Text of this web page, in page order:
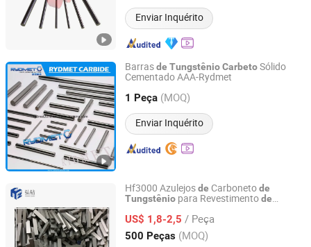
Enviar Inquérito
Barrasde TungstênioCarbetoSólido
Cementado AAA-Rydmet
1 Peça (MOQ)
Enviar Inquérito
ZHUZHOU RYDMET IMPORT & EXPORT CO., LTD.
Hunan, China Desde 2018
Hf3000 Azulejosde Carbonetode
Tungstênio para Revestimentode
US$ 1,8-2,5 / Peça
500 Peças (MOQ)
Zhuzhou Hongtong Tungsten Carbide Co., Ltd.
Hunan, China Desde 2014